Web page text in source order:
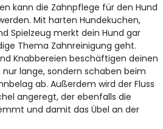
kann die Zahnpflege für den Hund
Mit harten Hundekuchen,
Spielzeug merkt dein Hund gar
Thema Zahnreinigung geht.
Knabbereien beschäftigen deinen
lange, sondern schaben beim
ab. Außerdem wird der Fluss
angeregt, der ebenfalls die
und damit das Übel an der